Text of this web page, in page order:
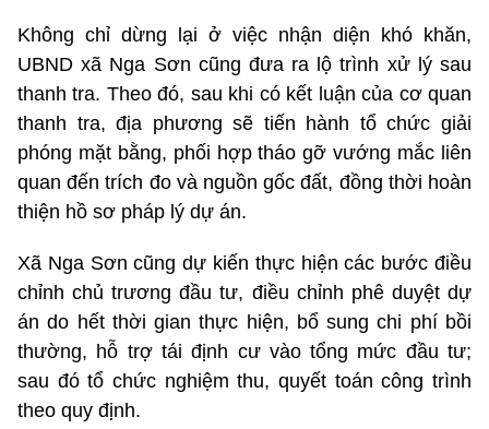
Không chỉ dừng lại ở việc nhận diện khó khăn,
UBND xã Nga Sơn cũng đưa ra lộ trình xử lý sau
thanh tra. Theo đó, sau khi có kết luận của cơ quan
thanh tra, địa phương sẽ tiến hành tổ chức giải
phóng mặt bằng, phối hợp tháo gỡ vướng mắc liên
quan đến trích đo và nguồn gốc đất, đồng thời hoàn
thiện hồ sơ pháp lý dự án.
Xã Nga Sơn cũng dự kiến thực hiện các bước điều
chỉnh chủ trương đầu tư, điều chỉnh phê duyệt dự
án do hết thời gian thực hiện, bổ sung chi phí bồi
thường, hỗ trợ tái định cư vào tổng mức đầu tư;
sau đó tổ chức nghiệm thu, quyết toán công trình
theo quy định.